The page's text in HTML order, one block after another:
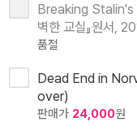
Breaking Stalin's
벽한 교실』원서,
품절
Dead End in
over)
판매가 24,000원